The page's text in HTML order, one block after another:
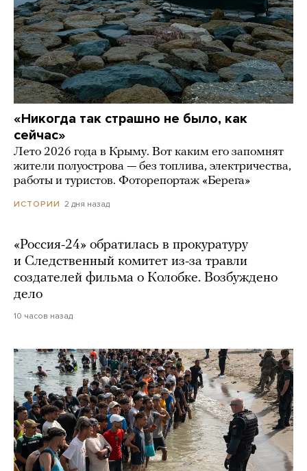
«Никогда так страшно не было, как
сейчас»
Лето 2026 года в Крыму. Вот каким его запомнят
жители полуострова — без топлива, электричества,
работы и туристов. Фоторепортаж «Берега»
ИСТОРИИ 2 дня назад
«Россия-24» обратилась в прокуратуру
и Следственный комитет из-за травли
создателей фильма о Колобке. Возбуждено
дело
10 часов назад